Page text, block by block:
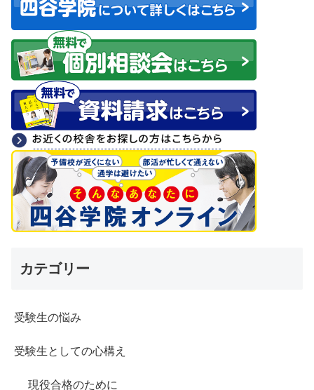
カテゴリー
受験生の悩み
受験生としての心構え
現役合格のために